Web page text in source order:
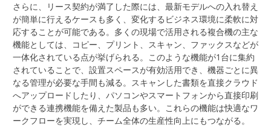
さらに、リース契約が満了した際には、最新モデルへの入れ替え
が簡単に行えるケースも多く、変化するビジネス環境に柔軟に対
応することが可能である。多くの現場で活用される複合機の主な
機能としては、コピー、プリント、スキャン、ファックスなどが
一体化されている点が挙げられる。このような機能が1台に集約
されていることで、設置スペースが有効活用でき、機器ごとに異
なる管理が必要な手間も減る。スキャンした書類を直接クラウド
へアップロードしたり、パソコンやスマートフォンから直接印刷
ができる連携機能を備えた製品も多い。これらの機能は快適なワ
ークフローを実現し、チーム全体の生産性向上にもつながる。